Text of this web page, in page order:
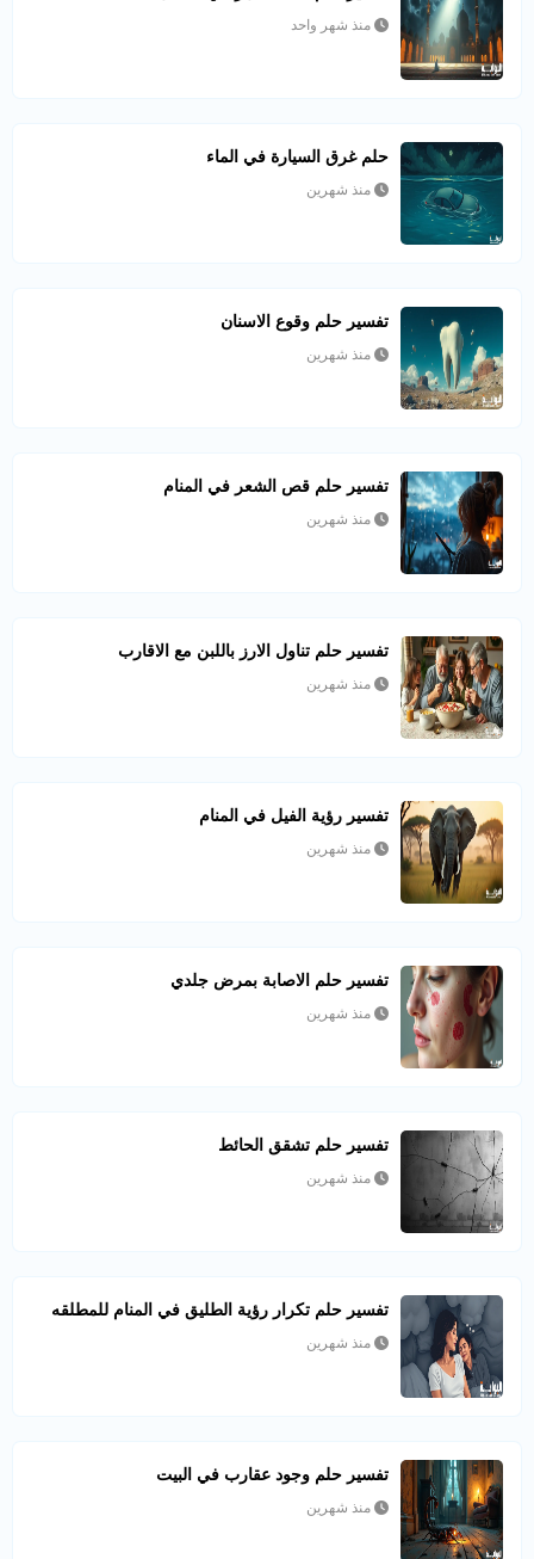
منذ شهر واحد
حلم غرق السيارة في الماء
منذ شهرين
تفسير حلم وقوع الاسنان
منذ شهرين
تفسير حلم قص الشعر في المنام
منذ شهرين
تفسير حلم تناول الارز باللبن مع الاقارب
منذ شهرين
تفسير رؤية الفيل في المنام
منذ شهرين
تفسير حلم الاصابة بمرض جلدي
منذ شهرين
تفسير حلم تشقق الحائط
منذ شهرين
تفسير حلم تكرار رؤية الطليق في المنام للمطلقه
منذ شهرين
تفسير حلم وجود عقارب في البيت
منذ شهرين